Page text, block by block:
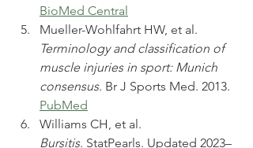
BioMed Central
Mueller-Wohlfahrt HW, et al.
Terminology and classification of
muscle injuries in sport: Munich
consensus. Br J Sports Med. 2013.
PubMed
Williams CH, et al.
Bursitis. StatPearls. Updated 2023–